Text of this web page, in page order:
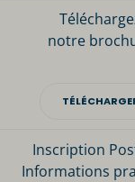
notre
Inscription
Informations